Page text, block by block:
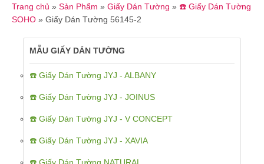
Trang chủ » Sản Phẩm » Giấy Dán Tường » ☎️ Giấy Dán Tường
SOHO » Giấy Dán Tường 56145-2
MẪU GIẤY DÁN TƯỜNG
☎️ Giấy Dán Tường JYJ - ALBANY
☎️ Giấy Dán Tường JYJ - JOINUS
☎️ Giấy Dán Tường JYJ - V CONCEPT
☎️ Giấy Dán Tường JYJ - XAVIA